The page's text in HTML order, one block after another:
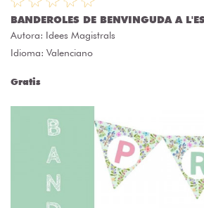
BANDEROLES DE BENVINGUDA A
Autora: Idees Magistrals
Idioma: Valenciano
Gratis